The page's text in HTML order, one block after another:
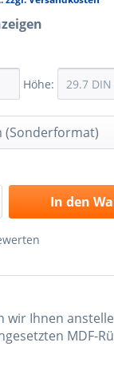
Höhe:
In den
wir Ihnen
MDF-